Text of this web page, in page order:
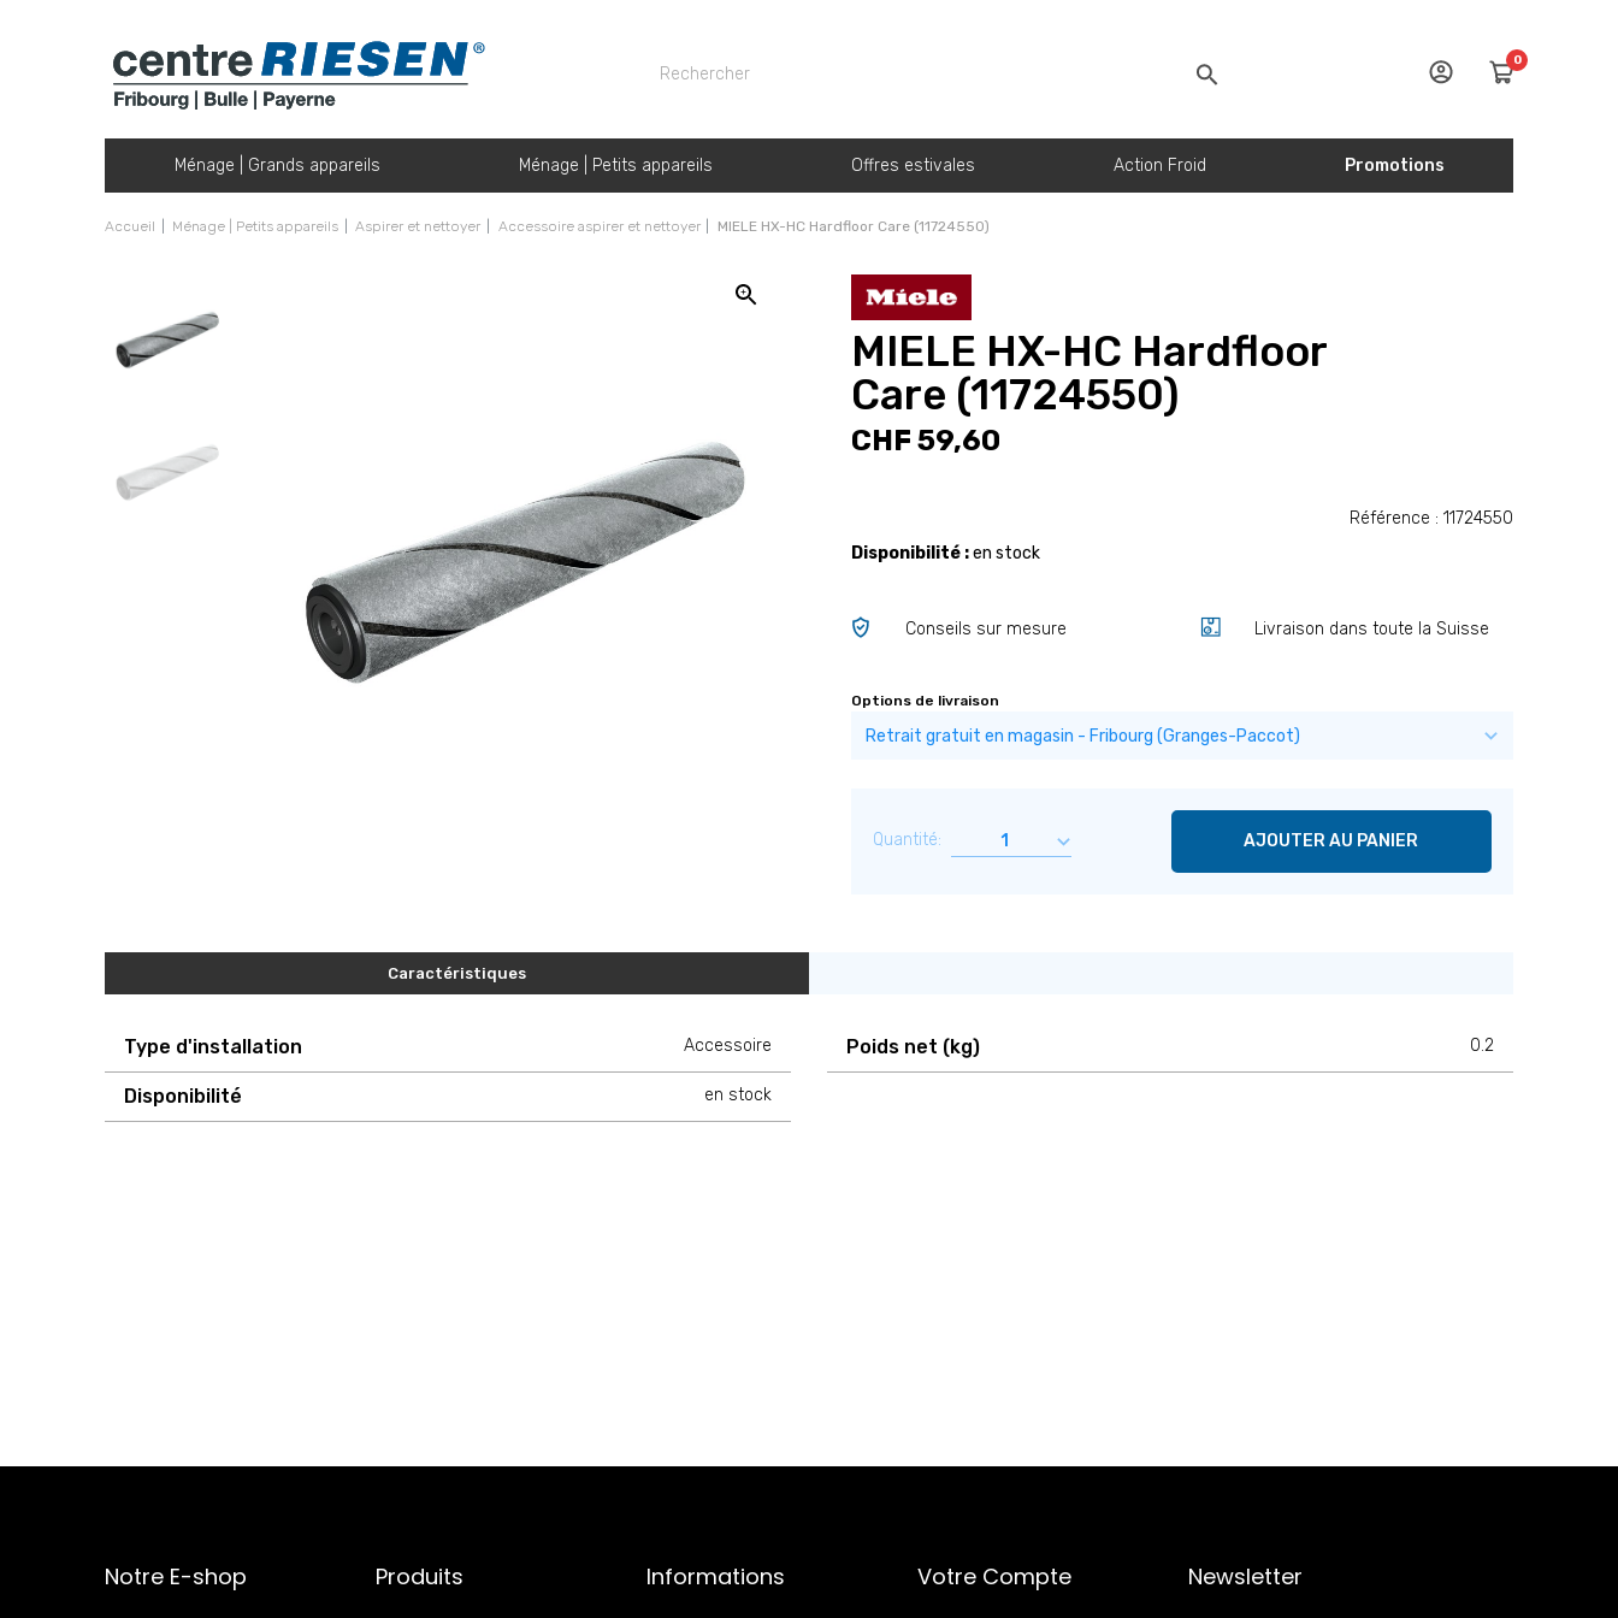
0
Ménage | Grands appareils Ménage | Petits appareils Offres estivales Action Froid Promotions
Accueil Ménage | Petits appareils Aspirer et nettoyer Accessoire aspirer et nettoyer MIELE HX-HC Hardfloor Care (11724550)
MIELE HX-HC Hardfloor
Care (11724550)
CHF 59,60
Référence : 11724550
Disponibilité :en stock
Conseils sur mesure Livraison dans toute la Suisse
Options de livraison
Quantité: AJOUTER AU PANIER
Caractéristiques
Type d'installation Accessoire Poids net (kg) 0.2
Disponibilité en stock
Notre E-shop Produits Informations Votre Compte Newsletter